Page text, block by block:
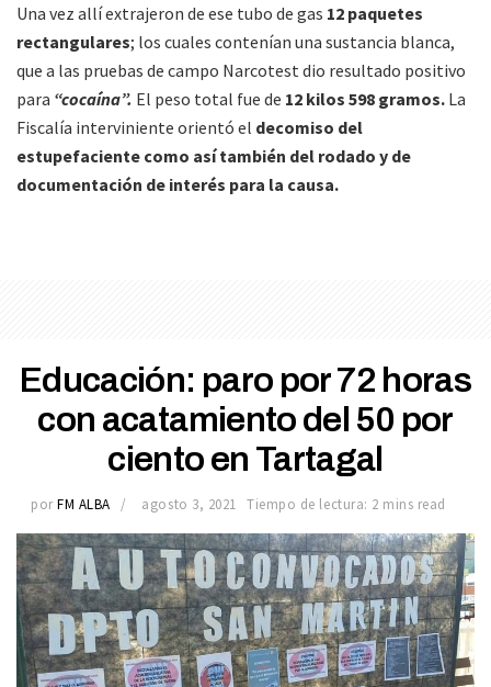
Una vez allí extrajeron de ese tubo de gas 12 paquetes
rectangulares; los cuales contenían una sustancia blanca,
que a las pruebas de campo Narcotest dio resultado positivo
para “cocaína”. El peso total fue de 12 kilos 598 gramos. La
Fiscalía interviniente orientó el decomiso del
estupefaciente como así también del rodado y de
documentación de interés para la causa.
Educación: paro por 72 horas
con acatamiento del 50 por
ciento en Tartagal
por FM ALBA agosto 3, 2021 Tiempo de lectura: 2 mins read